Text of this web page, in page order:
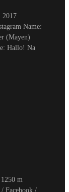
2017
Name:
(Mayen)
Hallo! Na
m
Facebook /